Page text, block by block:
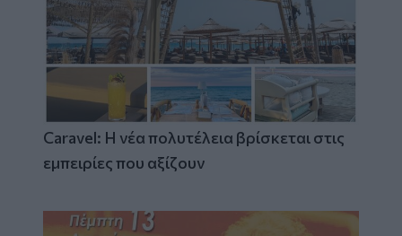
Caravel: Η νέα πολυτέλεια βρίσκεται στις
εμπειρίες που αξίζουν